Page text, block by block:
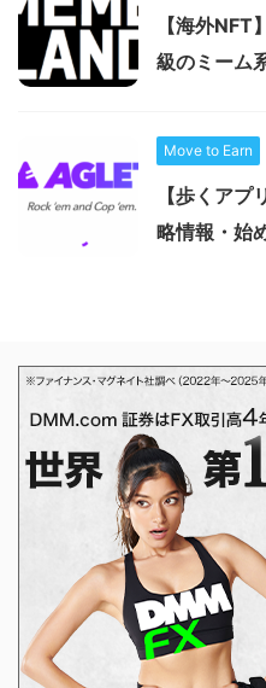
【海外
級のミーム
Move to Earn
【歩くア
略情報・始